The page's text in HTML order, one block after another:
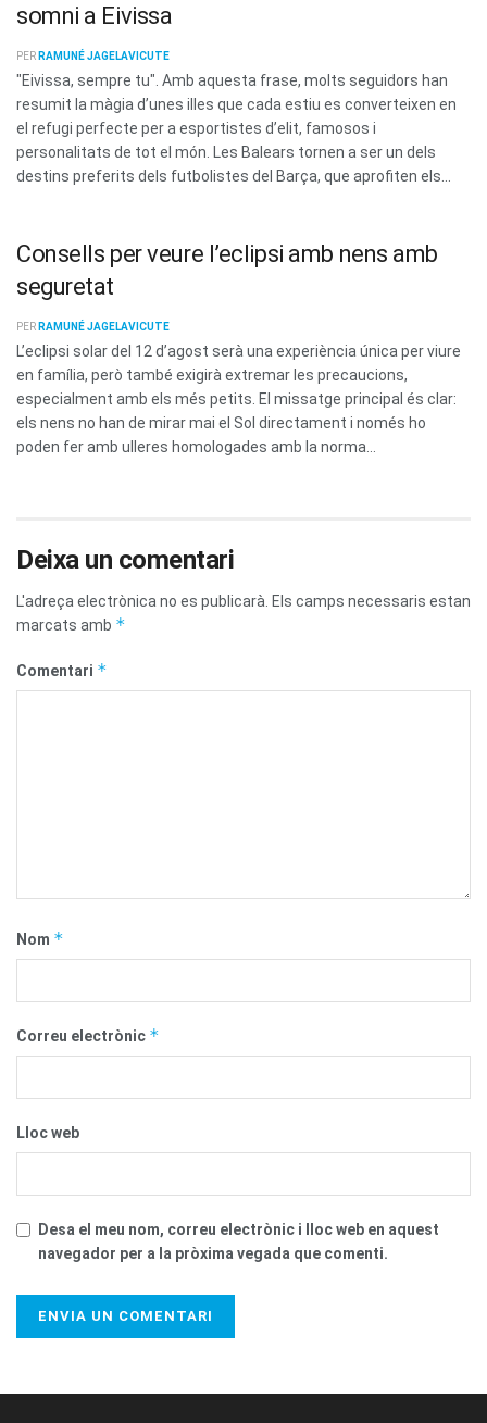
somni a Eivissa
PER RAMUNÉ JAGELAVICUTE
"Eivissa, sempre tu". Amb aquesta frase, molts seguidors han
resumit la màgia d’unes illes que cada estiu es converteixen en
el refugi perfecte per a esportistes d’elit, famosos i
personalitats de tot el món. Les Balears tornen a ser un dels
destins preferits dels futbolistes del Barça, que aprofiten els...
Consells per veure l’eclipsi amb nens amb
seguretat
PER RAMUNÉ JAGELAVICUTE
L’eclipsi solar del 12 d’agost serà una experiència única per viure
en família, però també exigirà extremar les precaucions,
especialment amb els més petits. El missatge principal és clar:
els nens no han de mirar mai el Sol directament i només ho
poden fer amb ulleres homologades amb la norma...
Deixa un comentari
L'adreça electrònica no es publicarà. Els camps necessaris estan
marcats amb *
Comentari *
Nom *
Correu electrònic *
Lloc web
Desa el meu nom, correu electrònic i lloc web en aquest
navegador per a la pròxima vegada que comenti.